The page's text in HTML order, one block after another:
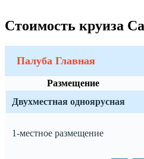
Стоимость круиза
Палуба Главная
Размещение
Двухместная одноярусная
1-местное размещение